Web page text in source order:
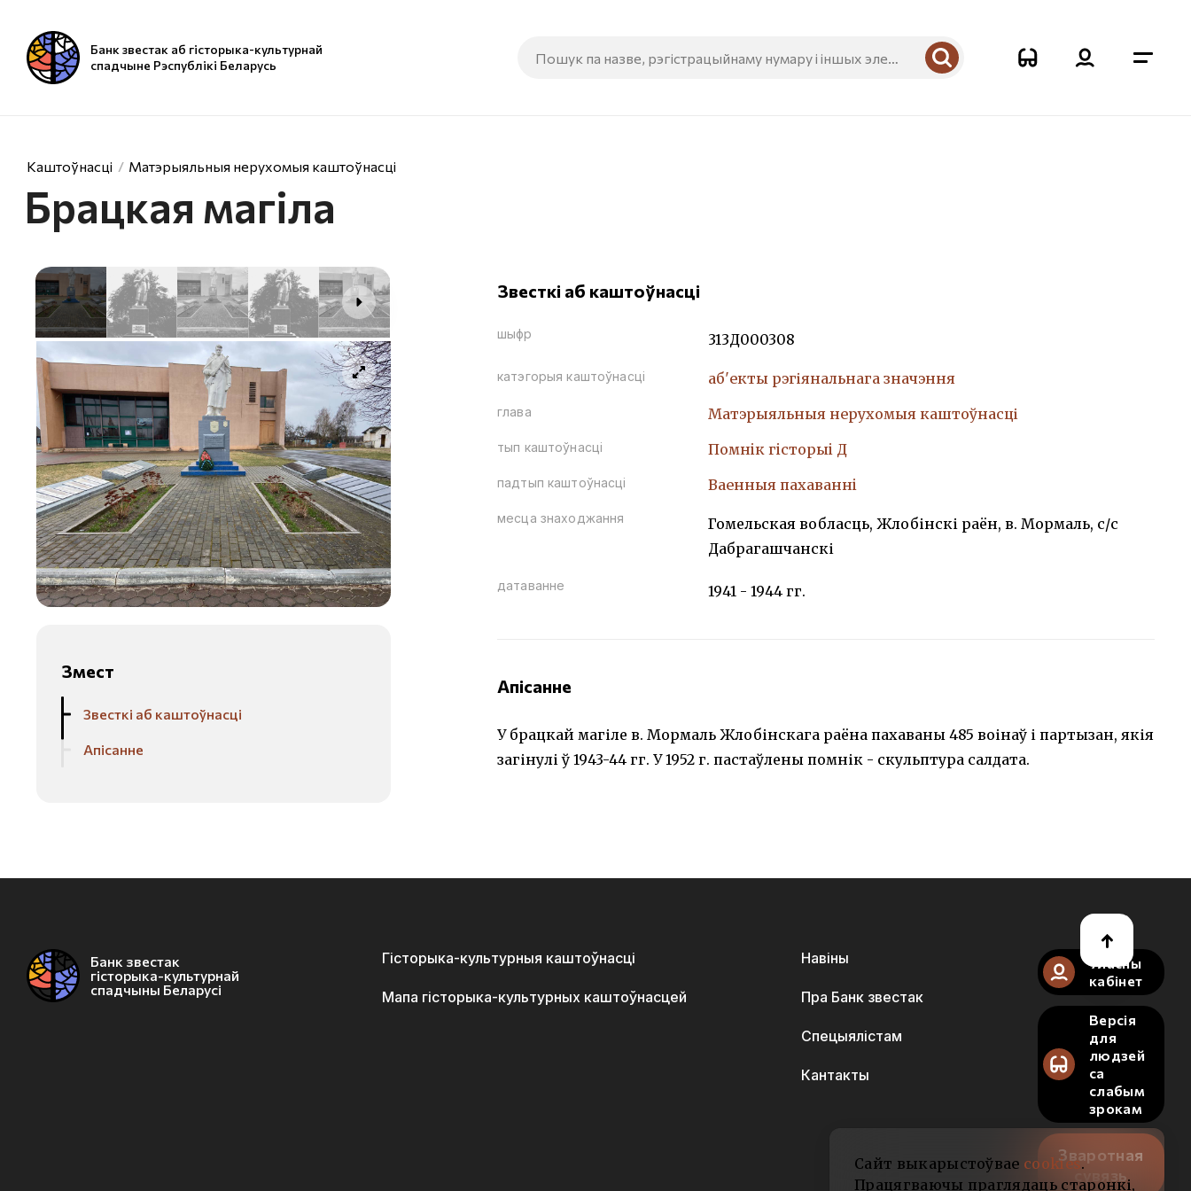
Банк звестак аб гісторыка-культурнай
спадчыне Рэспублікі Беларусь
Каштоўнасці Матэрыяльныя нерухомыя каштоўнасці
Брацкая магіла
Змест
Звесткі аб каштоўнасці
Апісанне
Звесткі аб каштоўнасці
шыфр 313Д000308
катэгорыя каштоўнасці аб'екты рэгіянальнага значэння
глава Матэрыяльныя нерухомыя каштоўнасці
тып каштоўнасці Помнiк гiсторыi Д
падтып каштоўнасці Ваенныя пахаваннi
месца знаходжання
Гомельская вобласць, Жлобінскі раён, в. Мормаль, с/с
Дабрагашчанскі
датаванне 1941 - 1944 гг.
Апісанне
У брацкай магіле в. Мормаль Жлобінскага раёна пахаваны 485 воінаў і партызан, якія
загінулі ў 1943-44 гг. У 1952 г. пастаўлены помнік - скульптура салдата.
Банк звестак
гісторыка-культурнай
спадчыны Беларусі
Гісторыка-культурныя каштоўнасці
Мапа гісторыка-культурных каштоўнасцей
Навіны
Пра Банк звестак
Спецыялістам
Кантакты
Уласны
кабінет
Версія
для
людзей
са
слабым
зрокам
Зваротная
сувязь
Сайт выкарыстоўвае cookies.
Працягваючы праглядаць старонкі,